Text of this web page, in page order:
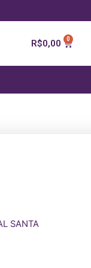
R$0,00
SANTA